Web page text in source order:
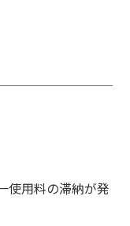
使用料の滞納が発